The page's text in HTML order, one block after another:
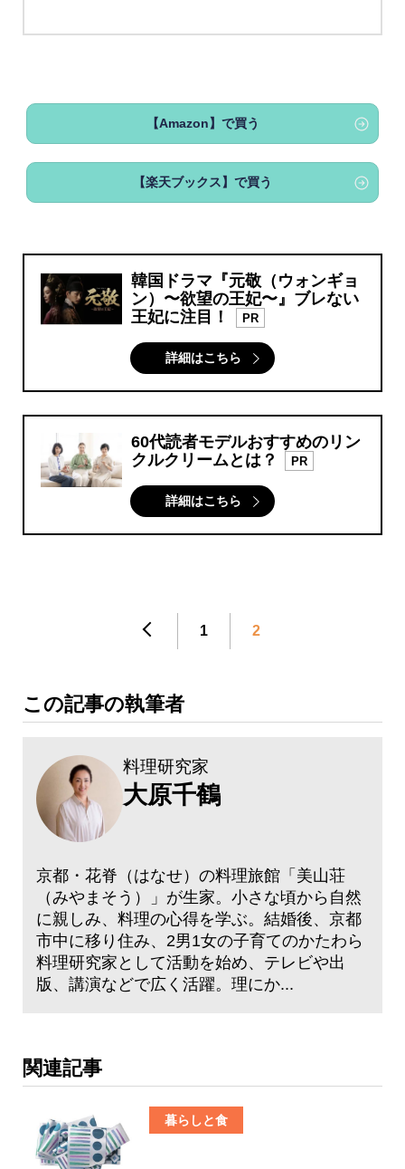
【Amazon】で買う
【楽天ブックス】で買う
韓国ドラマ『元敬（ウォンギョ
ン）〜欲望の王妃〜』ブレない
王妃に注目！
PR
詳細はこちら
60代読者モデルおすすめのリン
クルクリームとは？
PR
詳細はこちら
1 2
この記事の執筆者
料理研究家
大原千鶴
京都・花脊（はなせ）の料理旅館「美山荘
（みやまそう）」が生家。小さな頃から自然
に親しみ、料理の心得を学ぶ。結婚後、京都
市中に移り住み、2男1女の子育てのかたわら
料理研究家として活動を始め、テレビや出
版、講演などで広く活躍。理にか...
関連記事
暮らしと食